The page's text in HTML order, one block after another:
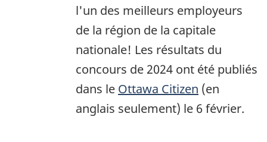
l'un des meilleurs employeurs
de la région de la capitale
nationale! Les résultats du
concours de 2024 ont été publiés
dans le Ottawa Citizen (en
anglais seulement) le 6 février.